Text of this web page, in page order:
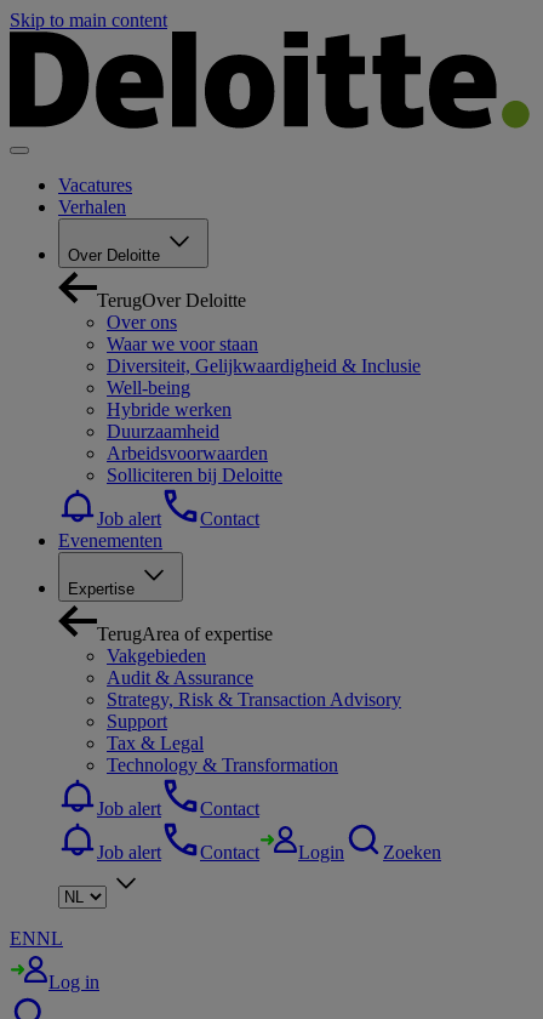
Skip to main content
Vacatures
Verhalen
Over Deloitte
TerugOver Deloitte
Over ons
Waar we voor staan
Diversiteit, Gelijkwaardigheid & Inclusie
Well-being
Hybride werken
Duurzaamheid
Arbeidsvoorwaarden
Solliciteren bij Deloitte
Job alert
Contact
Evenementen
Expertise
TerugArea of expertise
Vakgebieden
Audit & Assurance
Strategy, Risk & Transaction Advisory
Support
Tax & Legal
Technology & Transformation
Job alert Contact
Job alert Contact Login Zoeken
ENNL
Log in